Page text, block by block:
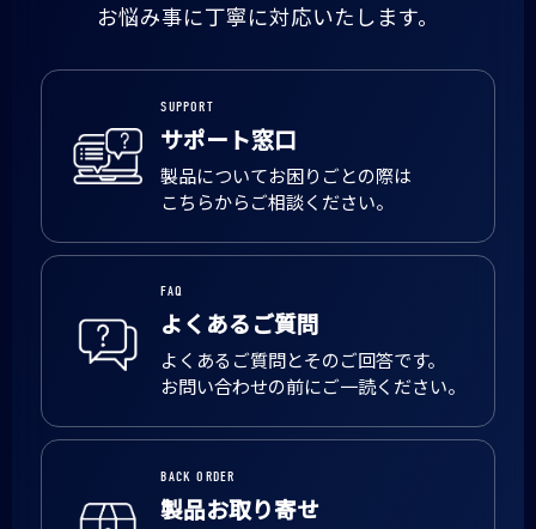
お悩み事に丁寧に対応いたします。
SUPPORT
サポート窓口
製品についてお困りごとの際は
こちらからご相談ください。
FAQ
よくあるご質問
よくあるご質問とそのご回答です。
お問い合わせの前にご一読ください。
BACK ORDER
製品お取り寄せ